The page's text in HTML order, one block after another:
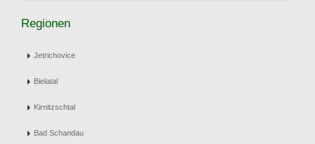
Regionen
Jetrichovice
Bielatal
Kirnitzschtal
Bad Schandau